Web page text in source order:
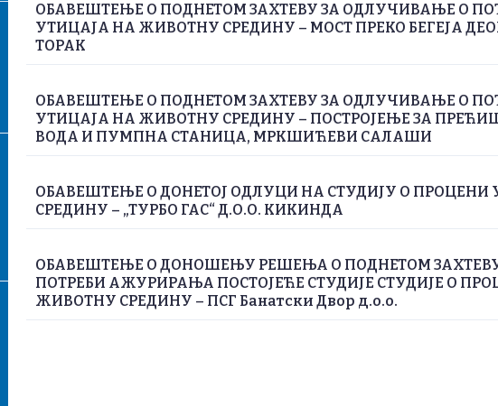
ОБАВЕШТЕЊЕ О ПОДНЕТОМ ЗАХТЕВУ ЗА ОДЛУЧИВАЊЕ О
УТИЦАЈА НА ЖИВОТНУ СРЕДИНУ – МОСТ ПРЕКО БЕГЕЈА
ТОРАК
ОБАВЕШТЕЊЕ О ПОДНЕТОМ ЗАХТЕВУ ЗА ОДЛУЧИВАЊЕ О
УТИЦАЈА НА ЖИВОТНУ СРЕДИНУ – ПОСТРОЈЕЊЕ ЗА
ВОДА И ПУМПНА СТАНИЦА, МРКШИЋЕВИ САЛАШИ
ОБАВЕШТЕЊЕ О ДОНЕТОЈ ОДЛУЦИ НА СТУДИЈУ О
СРЕДИНУ – „ТУРБО ГАС“ Д.О.О. КИКИНДА
ОБАВЕШТЕЊЕ О ДОНОШЕЊУ РЕШЕЊА О ПОДНЕТОМ
ПОТРЕБИ АЖУРИРАЊА ПОСТОЈЕЋЕ СТУДИЈЕ СТУДИЈЕ О
ЖИВОТНУ СРЕДИНУ – ПСГ Банатски Двор д.о.о.